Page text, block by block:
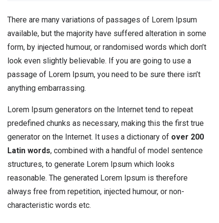
There are many variations of passages of Lorem Ipsum
available, but the majority have suffered alteration in some
form, by injected humour, or randomised words which don’t
look even slightly believable. If you are going to use a
passage of Lorem Ipsum, you need to be sure there isn’t
anything embarrassing.
Lorem Ipsum generators on the Internet tend to repeat
predefined chunks as necessary, making this the first true
generator on the Internet. It uses a dictionary of over 200
Latin words, combined with a handful of model sentence
structures, to generate Lorem Ipsum which looks
reasonable. The generated Lorem Ipsum is therefore
always free from repetition, injected humour, or non-
characteristic words etc.